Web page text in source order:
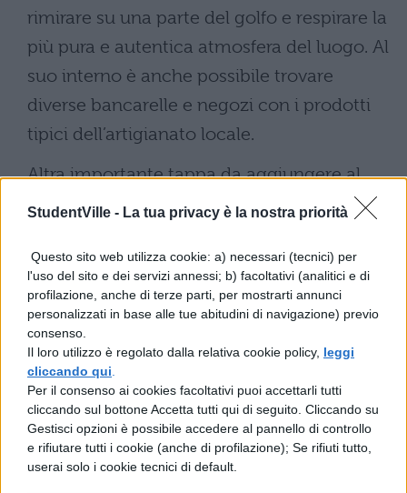
StudentVille - La tua privacy è la nostra priorità
Questo sito web utilizza cookie: a) necessari (tecnici) per
l'uso del sito e dei servizi annessi; b) facoltativi (analitici e di
profilazione, anche di terze parti, per mostrarti annunci
personalizzati in base alle tue abitudini di navigazione) previo
consenso.
Il loro utilizzo è regolato dalla relativa cookie policy, leggi
cliccando qui
Per il consenso ai cookies facoltativi puoi accettarli tutti
cliccando sul bottone Accetta tutti qui di seguito. Cliccando su
Gestisci opzioni è possibile accedere al pannello di controllo
e rifiutare tutti i cookie (anche di profilazione); Se rifiuti tutto,
userai solo i cookie tecnici di default.
rimirare su una parte del golfo e respirare la
più pura e autentica atmosfera del luogo. Al
suo interno è anche possibile trovare
diverse bancarelle e negozi con i prodotti
tipici dell’artigianato locale.
Altra importante tappa da aggiungere al
tour di Hammamet è lavilla di George
completa di un rinomato parco da anni,
però, trascurato e lasciato al proprio
destino così come la dimora stessa. Tra le
varie mete turistiche di Hammamet la villa
di George Sebastian è probabilmente il
luogo dal fascino più decadente della città
ma degno di visita.
Poco distante da Hammamet si trova